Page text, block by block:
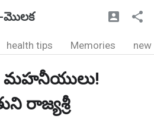
మొలక
health tips Memories new
మహనీయులు!
రాజ్యశ్రీ